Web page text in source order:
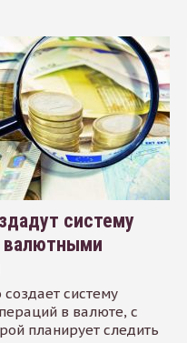
систему
валютными
систему
в валюте, с
планирует следить